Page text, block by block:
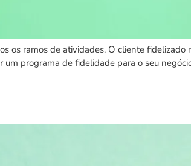
os ramos de atividades. O cliente
programa de fidelidade para o seu